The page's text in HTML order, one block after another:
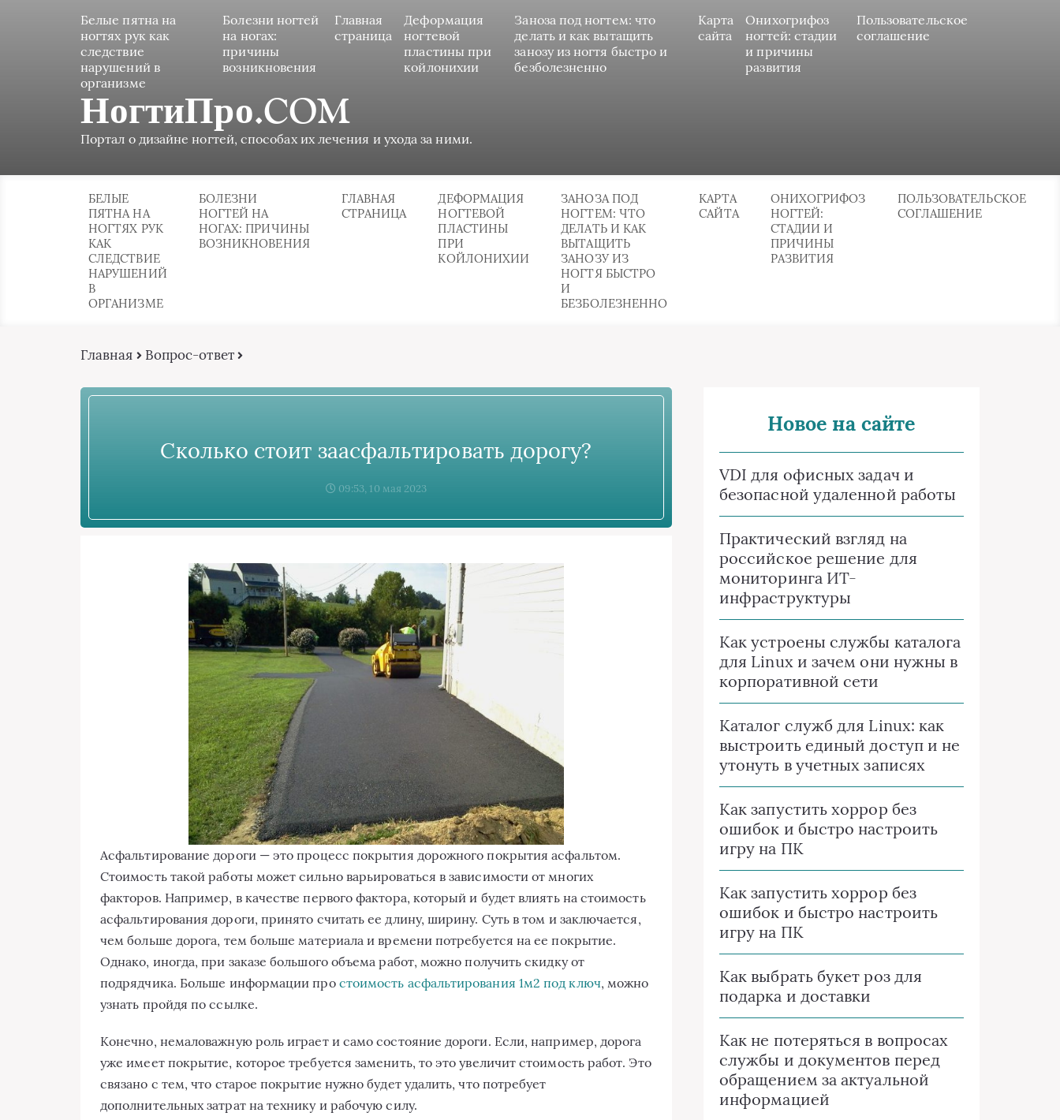
Белые пятна на
ногтях рук как
следствие
нарушений в
организме
Болезни ногтей
на ногах:
причины
возникновения
Главная
страница
Деформация
ногтевой
пластины при
койлонихии
Заноза под ногтем: что
делать и как вытащить
занозу из ногтя быстро и
безболезненно
Карта
сайта
Онихогрифоз
ногтей: стадии
и причины
развития
Пользовательское
соглашение
НогтиПро.COM
Портал о дизайне ногтей, способах их лечения и ухода за ними.
БЕЛЫЕ
ПЯТНА НА
НОГТЯХ РУК
КАК
СЛЕДСТВИЕ
НАРУШЕНИЙ
В
ОРГАНИЗМЕ
БОЛЕЗНИ
НОГТЕЙ НА
НОГАХ: ПРИЧИНЫ
ВОЗНИКНОВЕНИЯ
ГЛАВНАЯ
СТРАНИЦА
ДЕФОРМАЦИЯ
НОГТЕВОЙ
ПЛАСТИНЫ
ПРИ
КОЙЛОНИХИИ
ЗАНОЗА ПОД
НОГТЕМ: ЧТО
ДЕЛАТЬ И КАК
ВЫТАЩИТЬ
ЗАНОЗУ ИЗ
НОГТЯ БЫСТРО
И
БЕЗБОЛЕЗНЕННО
КАРТА
САЙТА
ОНИХОГРИФОЗ
НОГТЕЙ:
СТАДИИ И
ПРИЧИНЫ
РАЗВИТИЯ
ПОЛЬЗОВАТЕЛЬСКОЕ
СОГЛАШЕНИЕ
Главная Вопрос-ответ
Сколько стоит заасфальтировать дорогу?
09:53, 10 мая 2023
Асфальтирование дороги — это процесс покрытия дорожного покрытия асфальтом.
Стоимость такой работы может сильно варьироваться в зависимости от многих
факторов. Например, в качестве первого фактора, который и будет влиять на стоимость
асфальтирования дороги, принято считать ее длину, ширину. Суть в том и заключается,
чем больше дорога, тем больше материала и времени потребуется на ее покрытие.
Однако, иногда, при заказе большого объема работ, можно получить скидку от
подрядчика. Больше информации про стоимость асфальтирования 1м2 под ключ, можно
узнать пройдя по ссылке.
Конечно, немаловажную роль играет и само состояние дороги. Если, например, дорога
уже имеет покрытие, которое требуется заменить, то это увеличит стоимость работ. Это
связано с тем, что старое покрытие нужно будет удалить, что потребует
дополнительных затрат на технику и рабочую силу.
Новое на сайте
VDI для офисных задач и
безопасной удаленной работы
Практический взгляд на
российское решение для
мониторинга ИТ-
инфраструктуры
Как устроены службы каталога
для Linux и зачем они нужны в
корпоративной сети
Каталог служб для Linux: как
выстроить единый доступ и не
утонуть в учетных записях
Как запустить хоррор без
ошибок и быстро настроить
игру на ПК
Как запустить хоррор без
ошибок и быстро настроить
игру на ПК
Как выбрать букет роз для
подарка и доставки
Как не потеряться в вопросах
службы и документов перед
обращением за актуальной
информацией